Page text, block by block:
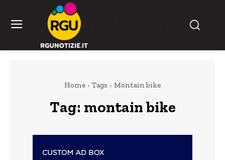
Home Tags Montain bike
Tag: montain bike